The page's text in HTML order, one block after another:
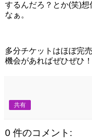
するんだろ？とか(笑)
なぁ。
多分チケットはほぼ完
機会があればぜひぜひ！
共有
0 件のコメント: